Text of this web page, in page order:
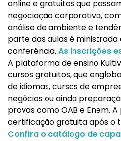
online e gratuitos que
negociação corporativa,
análise de ambiente e
parte das aulas é
conferência. As inscrições
A plataforma de ensino
cursos gratuitos, que
de idiomas, cursos de
negócios ou ainda
provas como OAB e Enem.
certificação gratuita após o
Confira o catálogo de